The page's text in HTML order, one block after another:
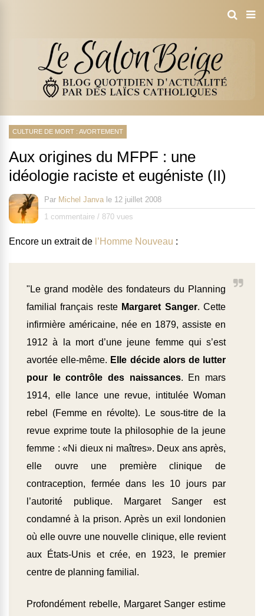
CULTURE DE MORT : AVORTEMENT
Aux origines du MFPF : une
idéologie raciste et eugéniste (II)
Par Michel Janva le 12 juillet 2008
1 commentaire / 870 vues
Encore un extrait de l’Homme Nouveau :
"Le grand modèle des fondateurs du Planning
familial français reste Margaret Sanger. Cette
infirmière américaine, née en 1879, assiste en
1912 à la mort d’une jeune femme qui s’est
avortée elle-même. Elle décide alors de lutter
pour le contrôle des naissances. En mars
1914, elle lance une revue, intitulée Woman
rebel (Femme en révolte). Le sous-titre de la
revue exprime toute la philosophie de la jeune
femme : «Ni dieux ni maîtres». Deux ans après,
elle ouvre une première clinique de
contraception, fermée dans les 10 jours par
l’autorité publique. Margaret Sanger est
condamné à la prison. Après un exil londonien
où elle ouvre une nouvelle clinique, elle revient
aux États-Unis et crée, en 1923, le premier
centre de planning familial.
Profondément rebelle, Margaret Sanger estime